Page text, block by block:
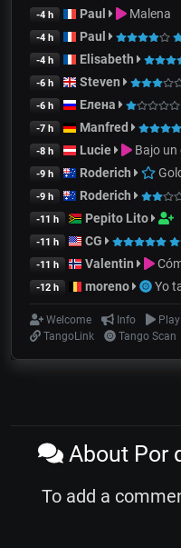
-4 h Paul Malena
-4 h Paul
-4 h Elisabeth
-6 h Steven
-6 h Елена
-7 h Manfred
-8 h Lucie Bajo un
-9 h Roderich
-9 h Roderich
-11 h Pepito Lito
-11 h CG
-11 h Valentin
-12 h moreno Yo
Welcome Info Play!
TangoLink
Tango Scan
About Por
To add a